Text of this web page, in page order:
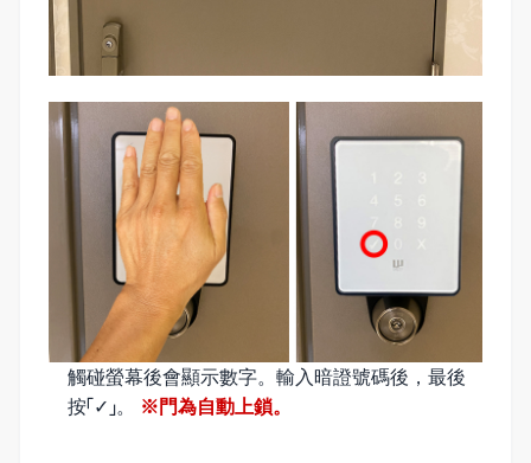
觸碰螢幕後會顯示數字。輸入暗證號碼後，最後
按「✓」。
※門為自動上鎖。